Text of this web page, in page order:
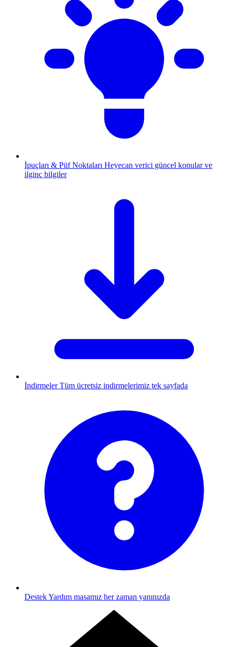
İpuçları & Püf Noktaları Heyecan verici güncel konular ve
ilginç bilgiler
İndirmeler Tüm ücretsiz indirmelerimiz tek sayfada
DestekYardım masamız her zaman yanınızda